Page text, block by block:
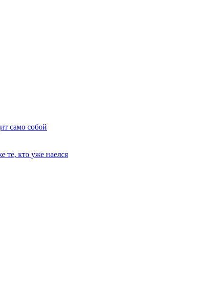
само собой
те, кто уже наелся